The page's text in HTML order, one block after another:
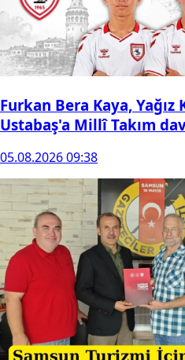
Furkan Bera Kaya, Yağız
Ustabaş'a Millî Takım
05.08.2026 09:38